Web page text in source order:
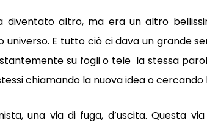
altro, ma era un altro
E tutto ciò ci dava un grande
su fogli o tele la stessa
chiamando la nuova idea o cercando
una via di fuga, d’uscita. Questa